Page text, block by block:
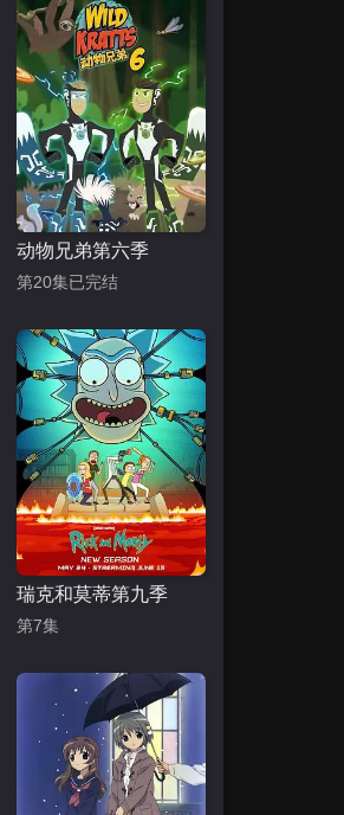
动物兄弟第六季
第20集已完结
瑞克和莫蒂第九季
第7集